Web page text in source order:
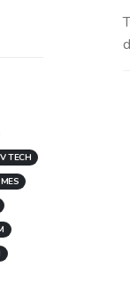
TECH